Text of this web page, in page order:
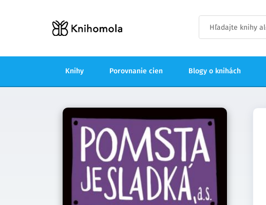
Knihy Porovnanie cien Blogy o knihách